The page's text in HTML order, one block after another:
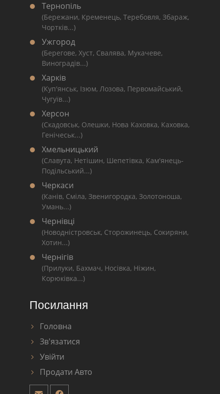
Тернопіль
(Бережани, Кременець, Теребовля, Збараж,
Чортків...)
Ужгород
(Берегове, Хуст, Свалява, Мукачеве,
Виноградів...)
Харків
(Куп'янськ, Ізюм, Лозова, Первомайський,
Чугуїв...)
Херсон
(Скадовськ, Олешки, Нова Каховка, Каховка,
Генічеськ...)
Хмельницький
(Славута, Нетішин, Шепетівка, Кам'янець-
Подільський...)
Черкаси
(Канів, Сміла, Звенигородка, Золотоноша,
Умань...)
Чернівці
(Новодністровськ, Сторожинець, Сокиряни,
Хотин...)
Чернігів
(Прилуки, Бахмач, Носівка, Ніжин,
Корюківка...)
Посилання
Головна
Зв'язатися
Увійти
Продати Авто